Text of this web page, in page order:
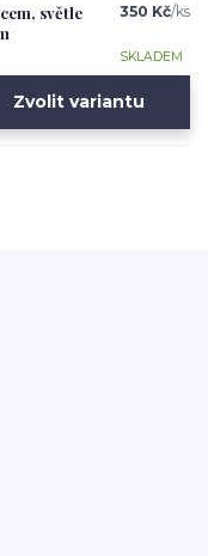
světle
350 Kč/ks
SKLADEM
Zvolit variantu